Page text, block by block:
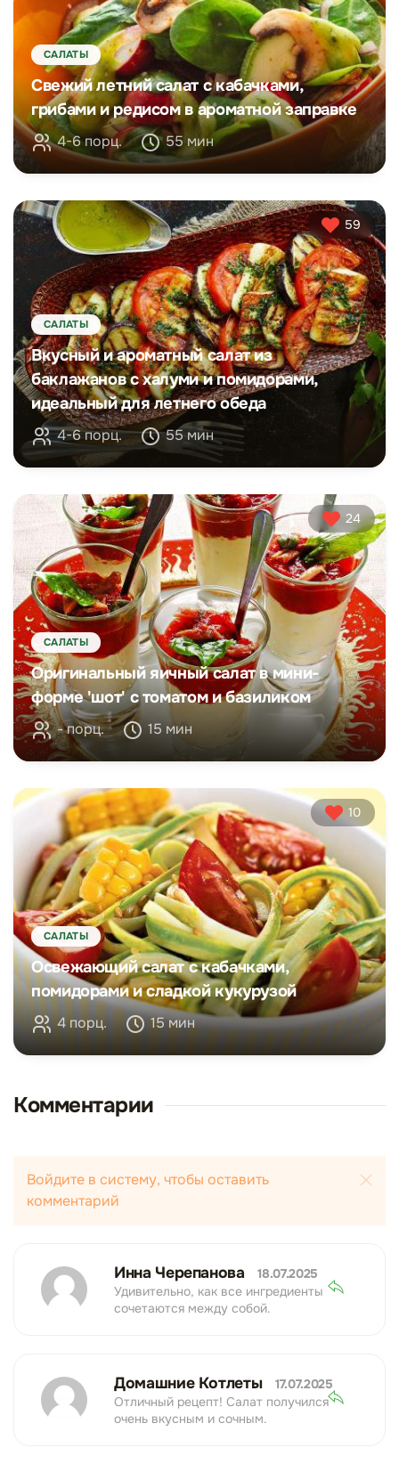
САЛАТЫ
Свежий летний салат с кабачками,
грибами и редисом в ароматной заправке
4-6 порц. 55 мин
59
САЛАТЫ
Вкусный и ароматный салат из
баклажанов с халуми и помидорами,
идеальный для летнего обеда
4-6 порц. 55 мин
24
САЛАТЫ
Оригинальный яичный салат в мини-
форме 'шот' с томатом и базиликом
- порц. 15 мин
10
САЛАТЫ
Освежающий салат с кабачками,
помидорами и сладкой кукурузой
4 порц. 15 мин
Комментарии
Войдите в систему, чтобы оставить
комментарий
Инна Черепанова
18.07.2025
Удивительно, как все ингредиенты
сочетаются между собой.
Домашние Котлеты
17.07.2025
Отличный рецепт! Салат получился
очень вкусным и сочным.